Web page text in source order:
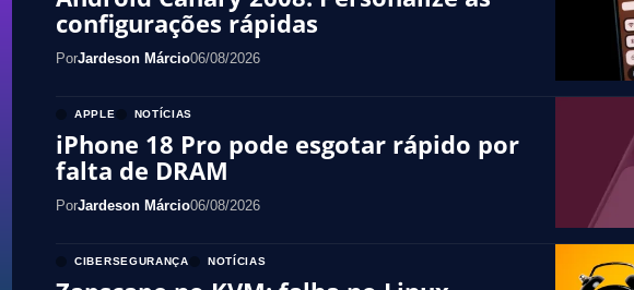
configurações rápidas
PorJardeson Márcio06/08/2026
APPLE NOTÍCIAS
iPhone 18 Pro pode esgotar rápido por
falta de DRAM
PorJardeson Márcio06/08/2026
CIBERSEGURANÇA NOTÍCIAS